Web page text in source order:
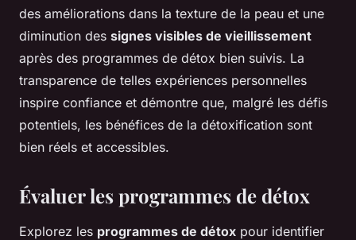
des améliorations dans la texture de la peau et une
diminution des signes visibles de vieillissement
après des programmes de détox bien suivis. La
transparence de telles expériences personnelles
inspire confiance et démontre que, malgré les défis
potentiels, les bénéfices de la détoxification sont
bien réels et accessibles.
Évaluer les programmes de détox
Explorez les programmes de détox pour identifier